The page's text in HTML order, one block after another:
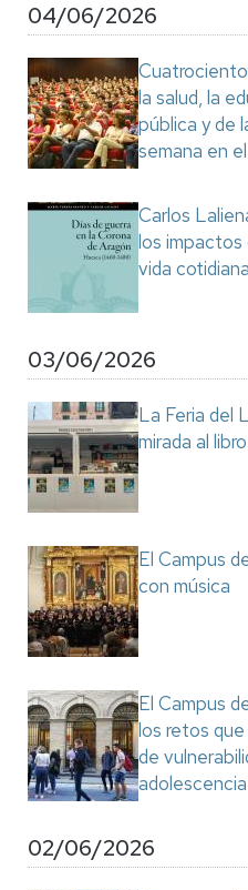
04/06/2026
la salud, la
pública y de
semana en
Carlos
los impactos
vida
03/06/2026
La Feria del
mirada al
El Campus
con música
El Campus
los retos
de
adolescencia
02/06/2026